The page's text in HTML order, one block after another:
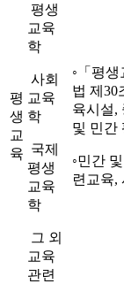
평
생
교
육
평생
교육
학
사회
교육
학
국제
평생
교육
학
그 외
교육
관련
◦ 「 평생
법 제 30
육시설,
및 민간
◦민간
련교육,